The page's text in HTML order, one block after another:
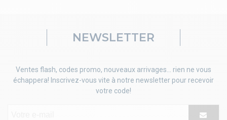
NEWSLETTER
Ventes flash, codes promo, nouveaux arrivages... rien ne vous
échappera! Inscrivez-vous vite à notre newsletter pour recevoir
votre code!